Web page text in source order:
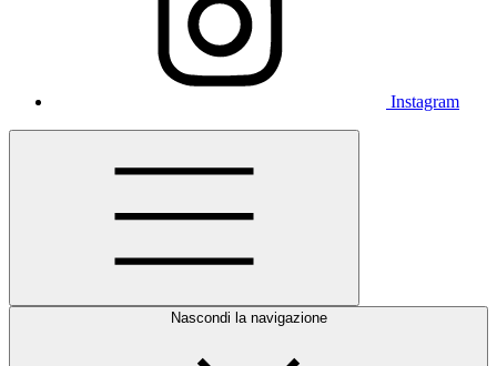
Instagram
Nascondi la navigazione